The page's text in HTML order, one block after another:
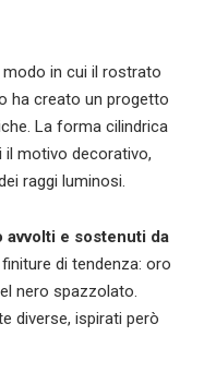
in cui il rostrato
ha creato un progetto
La forma cilindrica
il motivo decorativo,
raggi luminosi.
e sostenuti da
di tendenza: oro
nero spazzolato.
diverse, ispirati però